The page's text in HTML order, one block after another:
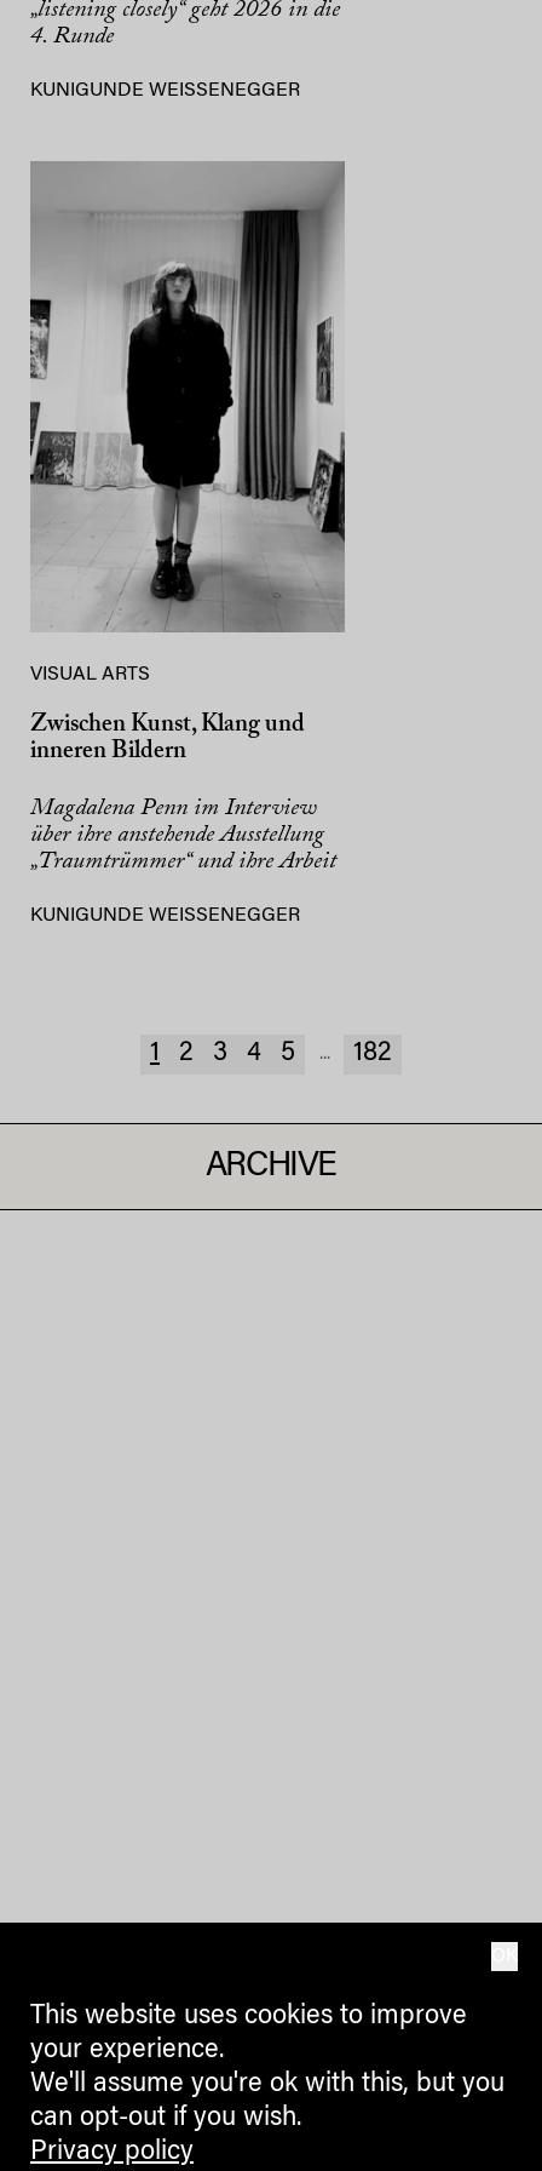
„listening closely“ geht 2026 in die
4. Runde
KUNIGUNDE WEISSENEGGER
VISUAL ARTS
Zwischen Kunst, Klang und
inneren Bildern
Magdalena Penn im Interview
über ihre anstehende Ausstellung
„Traumtrümmer“ und ihre Arbeit
KUNIGUNDE WEISSENEGGER
1 2 3 4 5 ... 182
ARCHIVE
This website uses cookies to improve
your experience.
We'll assume you're ok with this, but you
can opt-out if you wish.
Privacy policy